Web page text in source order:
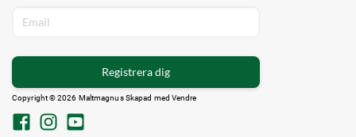
Registrera dig
Copyright © 2026 Maltmagnus Skapad med Vendre